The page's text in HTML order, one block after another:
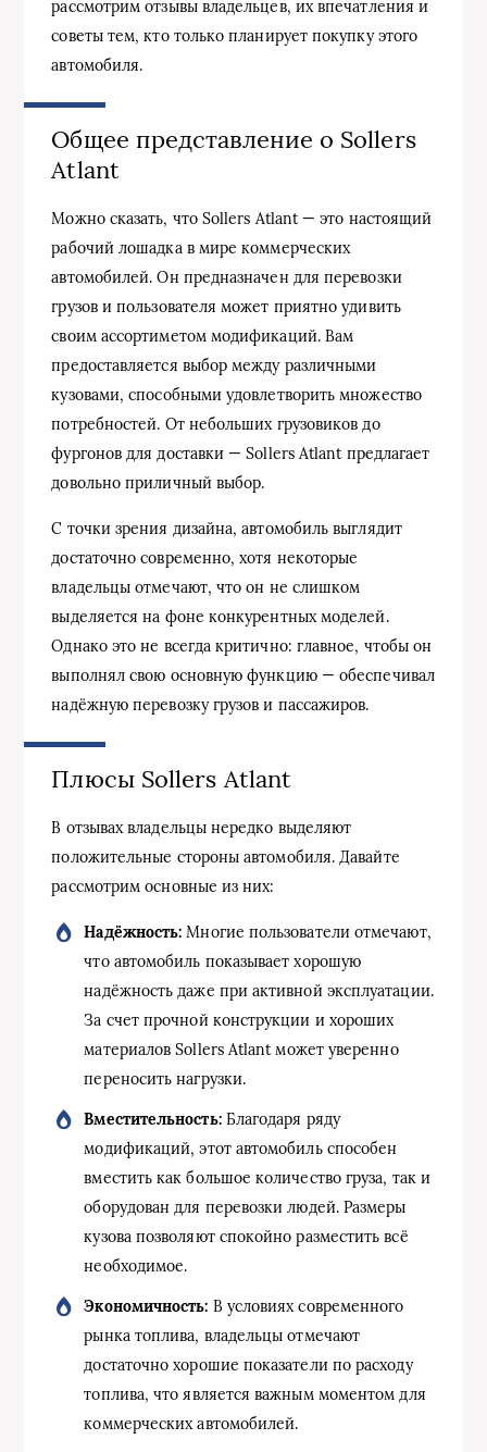
рассмотрим отзывы владельцев, их впечатления и
советы тем, кто только планирует покупку этого
автомобиля.
Общее представление о Sollers
Atlant
Можно сказать, что Sollers Atlant — это настоящий
рабочий лошадка в мире коммерческих
автомобилей. Он предназначен для перевозки
грузов и пользователя может приятно удивить
своим ассортиметом модификаций. Вам
предоставляется выбор между различными
кузовами, способными удовлетворить множество
потребностей. От небольших грузовиков до
фургонов для доставки — Sollers Atlant предлагает
довольно приличный выбор.
С точки зрения дизайна, автомобиль выглядит
достаточно современно, хотя некоторые
владельцы отмечают, что он не слишком
выделяется на фоне конкурентных моделей.
Однако это не всегда критично: главное, чтобы он
выполнял свою основную функцию — обеспечивал
надёжную перевозку грузов и пассажиров.
Плюсы Sollers Atlant
В отзывах владельцы нередко выделяют
положительные стороны автомобиля. Давайте
рассмотрим основные из них:
Надёжность: Многие пользователи отмечают,
что автомобиль показывает хорошую
надёжность даже при активной эксплуатации.
За счет прочной конструкции и хороших
материалов Sollers Atlant может уверенно
переносить нагрузки.
Вместительность:Благодаря ряду
модификаций, этот автомобиль способен
вместить как большое количество груза, так и
оборудован для перевозки людей. Размеры
кузова позволяют спокойно разместить всё
необходимое.
Экономичность: В условиях современного
рынка топлива, владельцы отмечают
достаточно хорошие показатели по расходу
топлива, что является важным моментом для
коммерческих автомобилей.